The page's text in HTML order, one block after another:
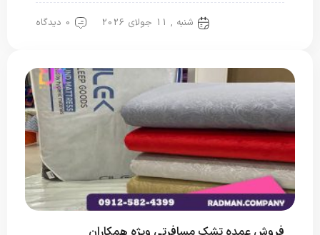
شنبه , 11 جولای 2026 0 دیدگاه